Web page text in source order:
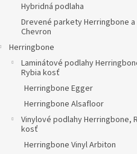
Hybridná podlaha
Drevené parkety Herringbone a
Chevron
Herringbone
Laminátové podlahy
Rybia kosť
Herringbone Egger
Herringbone Alsafloor
Vinylové podlahy Herringbone,
kosť
Herringbone Vinyl Arbiton